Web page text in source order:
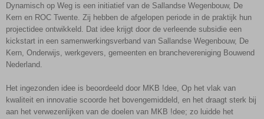
Dynamisch op Weg is een initiatief van de Sallandse Wegenbouw, De
Kern en ROC Twente. Zij hebben de afgelopen periode in de praktijk hun
projectidee ontwikkeld. Dat idee krijgt door de verleende subsidie een
kickstart in een samenwerkingsverband van Sallandse Wegenbouw, De
Kern, Onderwijs, werkgevers, gemeenten en branchevereniging Bouwend
Nederland.
Het ingezonden idee is beoordeeld door MKB !dee, Op het vlak van
kwaliteit en innovatie scoorde het bovengemiddeld, en het draagt sterk bij
aan het verwezenlijken van de doelen van MKB !dee; zo luidde het